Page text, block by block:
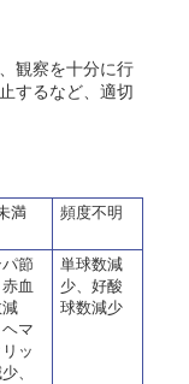
観察を十分に行
するなど、適切
満 頻度不明
パ節
血
マ
リッ
、
単球数減
少、好酸
球数減少